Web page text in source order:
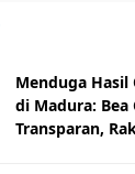
Menduga
di Madura: Bea
Transparan,